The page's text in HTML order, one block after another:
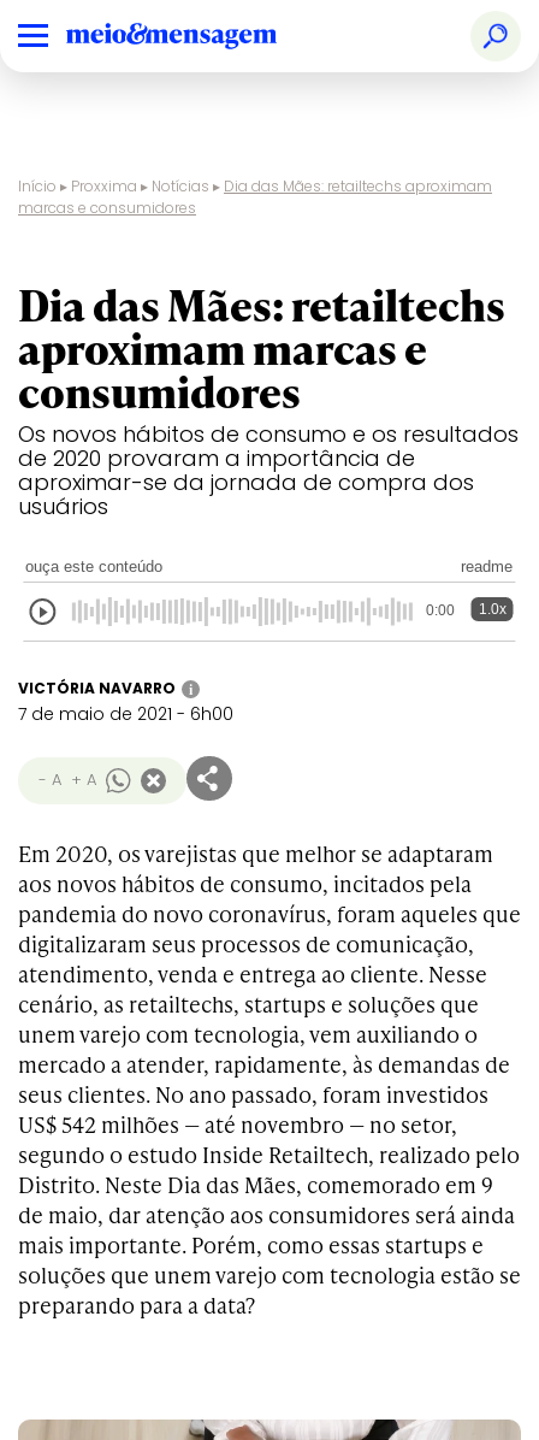
Início ▸ Proxxima ▸ Notícias ▸ Dia das Mães: retailtechs aproximam
marcas e consumidores
Dia das Mães: retailtechs
aproximam marcas e
consumidores
Os novos hábitos de consumo e os resultados
de 2020 provaram a importância de
aproximar-se da jornada de compra dos
usuários
ouça este conteúdo readme
0:00 1.0x
VICTÓRIA NAVARRO i
7 de maio de 2021 - 6h00
- A + A
Em 2020, os varejistas que melhor se adaptaram
aos novos hábitos de consumo, incitados pela
pandemia do novo coronavírus, foram aqueles que
digitalizaram seus processos de comunicação,
atendimento, venda e entrega ao cliente. Nesse
cenário, as retailtechs, startups e soluções que
unem varejo com tecnologia, vem auxiliando o
mercado a atender, rapidamente, às demandas de
seus clientes. No ano passado, foram investidos
US$ 542 milhões — até novembro — no setor,
segundo o estudo Inside Retailtech, realizado pelo
Distrito. Neste Dia das Mães, comemorado em 9
de maio, dar atenção aos consumidores será ainda
mais importante. Porém, como essas startups e
soluções que unem varejo com tecnologia estão se
preparando para a data?